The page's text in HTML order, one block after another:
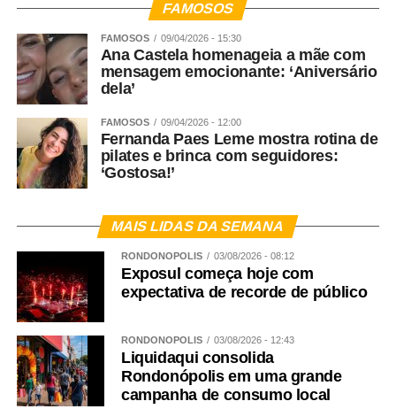
FAMOSOS
FAMOSOS 09/04/2026 - 15:30
Ana Castela homenageia a mãe com
mensagem emocionante: ‘Aniversário
dela’
FAMOSOS 09/04/2026 - 12:00
Fernanda Paes Leme mostra rotina de
pilates e brinca com seguidores:
‘Gostosa!’
MAIS LIDAS DA SEMANA
RONDONÓPOLIS 03/08/2026 - 08:12
Exposul começa hoje com
expectativa de recorde de público
RONDONÓPOLIS 03/08/2026 - 12:43
Liquidaqui consolida
Rondonópolis em uma grande
campanha de consumo local